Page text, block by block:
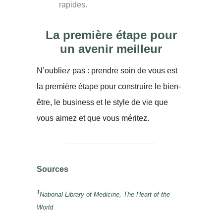
rapides.
La première étape pour
un avenir meilleur
N’oubliez pas : prendre soin de vous est
la première étape pour construire le bien-
être, le business et le style de vie que
vous aimez et que vous méritez.
Sources
1National Library of Medicine, The Heart of the
World